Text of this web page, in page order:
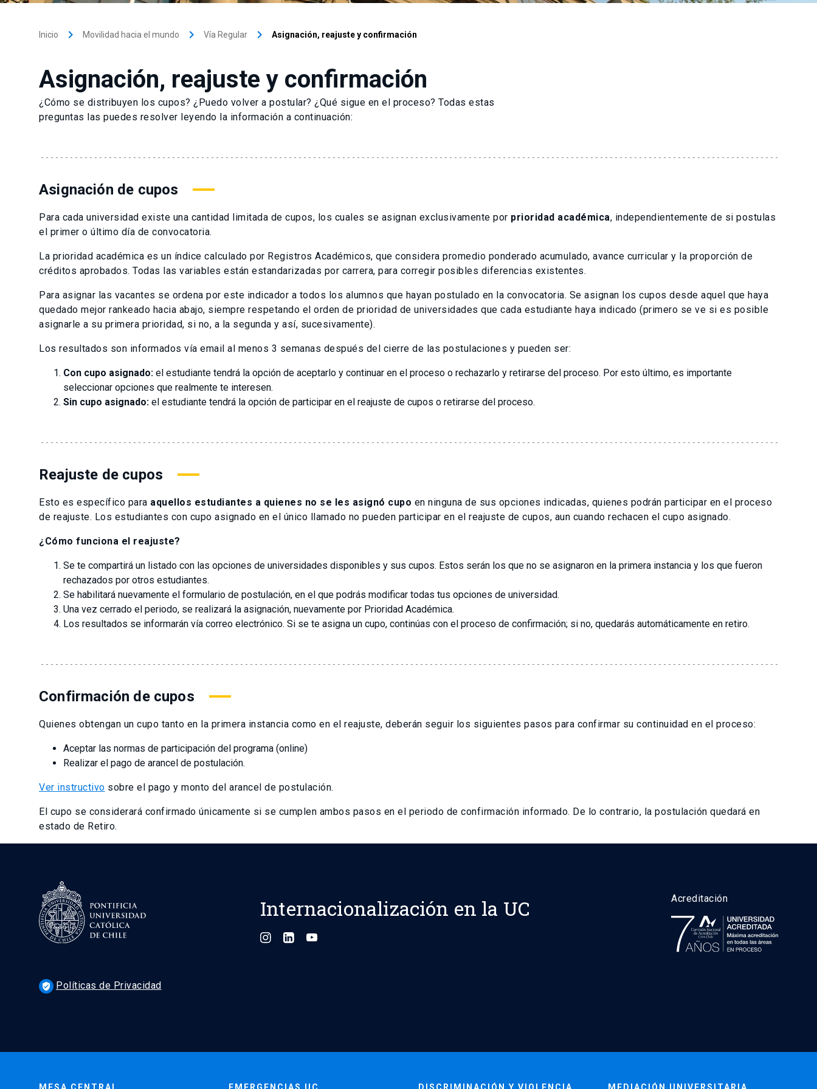
Inicio keyboard_arrow_right Movilidad hacia el mundo keyboard_arrow_right Vía Regular keyboard_arrow_right Asignación, reajuste y confirmación
Asignación, reajuste y confirmación
¿Cómo se distribuyen los cupos? ¿Puedo volver a postular? ¿Qué sigue en el proceso? Todas estas
preguntas las puedes resolver leyendo la información a continuación:
Asignación de cupos
Para cada universidad existe una cantidad limitada de cupos, los cuales se asignan exclusivamente por prioridad académica, independientemente de si postulas
el primer o último día de convocatoria.
La prioridad académica es un índice calculado por Registros Académicos, que considera promedio ponderado acumulado, avance curricular y la proporción de
créditos aprobados. Todas las variables están estandarizadas por carrera, para corregir posibles diferencias existentes.
Para asignar las vacantes se ordena por este indicador a todos los alumnos que hayan postulado en la convocatoria. Se asignan los cupos desde aquel que haya
quedado mejor rankeado hacia abajo, siempre respetando el orden de prioridad de universidades que cada estudiante haya indicado (primero se ve si es posible
asignarle a su primera prioridad, si no, a la segunda y así, sucesivamente).
Los resultados son informados vía email al menos 3 semanas después del cierre de las postulaciones y pueden ser:
Con cupo asignado: el estudiante tendrá la opción de aceptarlo y continuar en el proceso o rechazarlo y retirarse del proceso. Por esto último, es importante
seleccionar opciones que realmente te interesen.
Sin cupo asignado: el estudiante tendrá la opción de participar en el reajuste de cupos o retirarse del proceso.
Reajuste de cupos
Esto es específico para aquellos estudiantes a quienes no se les asignó cupo en ninguna de sus opciones indicadas, quienes podrán participar en el proceso
de reajuste. Los estudiantes con cupo asignado en el único llamado no pueden participar en el reajuste de cupos, aun cuando rechacen el cupo asignado.
¿Cómo funciona el reajuste?
Se te compartirá un listado con las opciones de universidades disponibles y sus cupos. Estos serán los que no se asignaron en la primera instancia y los que fueron
rechazados por otros estudiantes.
Se habilitará nuevamente el formulario de postulación, en el que podrás modificar todas tus opciones de universidad.
Una vez cerrado el periodo, se realizará la asignación, nuevamente por Prioridad Académica.
Los resultados se informarán vía correo electrónico. Si se te asigna un cupo, continúas con el proceso de confirmación; si no, quedarás automáticamente en retiro.
Confirmación de cupos
Quienes obtengan un cupo tanto en la primera instancia como en el reajuste, deberán seguir los siguientes pasos para confirmar su continuidad en el proceso:
Aceptar las normas de participación del programa (online)
Realizar el pago de arancel de postulación.
Ver instructivo sobre el pago y monto del arancel de postulación.
El cupo se considerará confirmado únicamente si se cumplen ambos pasos en el periodo de confirmación informado. De lo contrario, la postulación quedará en
estado de Retiro.
Internacionalización en la UC Acreditación
verified_user Políticas de Privacidad
MESA CENTRAL EMERGENCIAS UC DISCRIMINACIÓN Y VIOLENCIA MEDIACIÓN UNIVERSITARIA